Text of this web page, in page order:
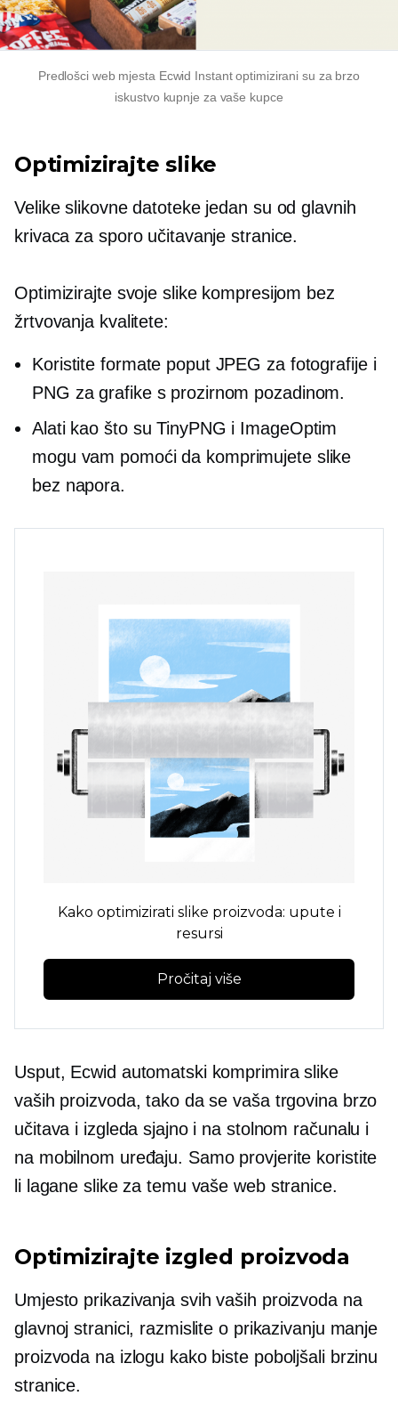
Predlošci web mjesta Ecwid Instant optimizirani su za brzo
iskustvo kupnje za vaše kupce
Optimizirajte slike
Velike slikovne datoteke jedan su od glavnih
krivaca za sporo učitavanje stranice.
Optimizirajte svoje slike kompresijom bez
žrtvovanja kvalitete:
Koristite formate poput JPEG za fotografije i
PNG za grafike s prozirnom pozadinom.
Alati kao što su TinyPNG i ImageOptim
mogu vam pomoći da komprimujete slike
bez napora.
Kako optimizirati slike proizvoda: upute i
resursi
Pročitaj više
Usput, Ecwid automatski komprimira slike
vaših proizvoda, tako da se vaša trgovina brzo
učitava i izgleda sjajno i na stolnom računalu i
na mobilnom uređaju. Samo provjerite koristite
li lagane slike za temu vaše web stranice.
Optimizirajte izgled proizvoda
Umjesto prikazivanja svih vaših proizvoda na
glavnoj stranici, razmislite o prikazivanju manje
proizvoda na izlogu kako biste poboljšali brzinu
stranice.